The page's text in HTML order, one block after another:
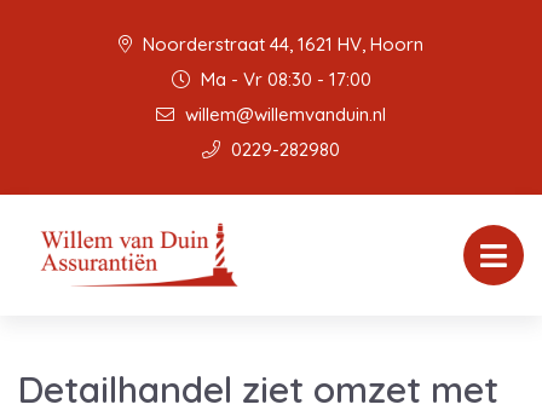
Noorderstraat 44, 1621 HV, Hoorn
Ma - Vr 08:30 - 17:00
willem@willemvanduin.nl
0229-282980
Detailhandel ziet omzet met